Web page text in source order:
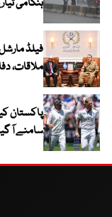
ہنگامی
فیلڈ
ملاقات،
سامنے آ